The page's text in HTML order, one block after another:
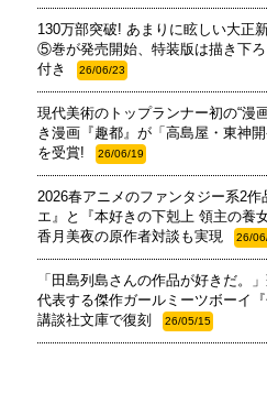
130万部突破! あまりに眩しい大正
⑤巻が発売開始、特装版は描き下
付き
26/06/23
現代美術のトップランナー初の“漫
き漫画『趣都』が「高島屋・東神
を受賞!
26/06/19
2026春アニメのファンタジー系2
エ』と『本好きの下剋上 領主の養
香月美夜の原作者対談も実現
26/
「田島列島さんの作品が好きだ。
代表する傑作ガールミーツボーイ
講談社文庫で復刻
26/05/15